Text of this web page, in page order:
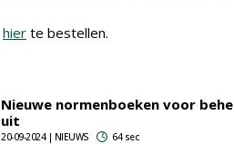
hier te bestellen.
Nieuwe normenboeken voor
uit
20-09-2024 | NIEUWS 64 sec